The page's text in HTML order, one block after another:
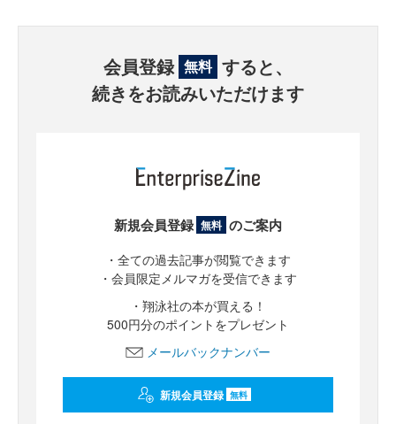
会員登録 無料 すると、
続きをお読みいただけます
新規会員登録 無料 のご案内
・全ての過去記事が閲覧できます
・会員限定メルマガを受信できます
・翔泳社の本が買える！
500円分のポイントをプレゼント
メールバックナンバー
新規会員登録 無料